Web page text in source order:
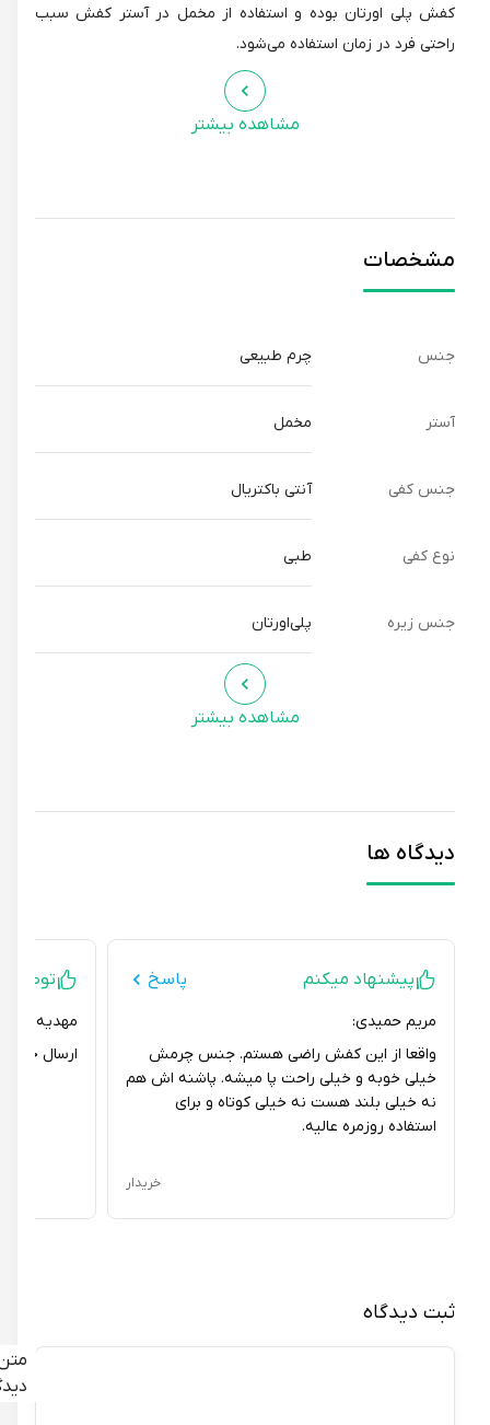
کفش پلی اورتان بوده و استفاده از مخمل در آستر کفش سبب
راحتی فرد در زمان استفاده می‌شود.
مشاهده بیشتر
مشخصات
جنس چرم طبیعی
آستر مخمل
جنس کفی آنتی باکتریال
نوع کفی
جنس زیره پلی‌اورتان
مشاهده بیشتر
دیدگاه ها
ثبت دیدگاه
متن
دیدگاه
پیشنهاد میکنم پاسخ
مریم حمیدی:
واقعا از این کفش راضی هستم. جنس چرمش
خیلی خوبه و خیلی راحت پا میشه. پاشنه اش هم
نه خیلی بلند هست نه خیلی کوتاه و برای
استفاده روزمره عالیه.
خریدار
توصیه ای
مهدیه تجری:
ارسال خیلی